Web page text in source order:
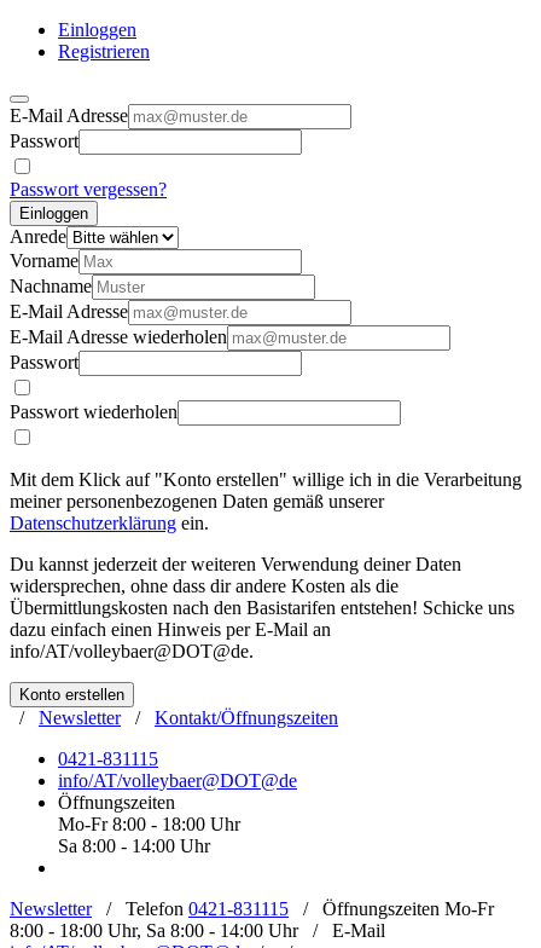
Einloggen
Registrieren
E-Mail Adresse
Passwort
Passwort vergessen?
Einloggen
Anrede
Vorname
Nachname
E-Mail Adresse
E-Mail Adresse wiederholen
Passwort
Passwort wiederholen
Mit dem Klick auf "Konto erstellen" willige ich in die Verarbeitung
meiner personenbezogenen Daten gemäß unserer
Datenschutzerklärung ein.
Du kannst jederzeit der weiteren Verwendung deiner Daten
widersprechen, ohne dass dir andere Kosten als die
Übermittlungskosten nach den Basistarifen entstehen! Schicke uns
dazu einfach einen Hinweis per E-Mail an
info/AT/volleybaer@DOT@de.
Konto erstellen
/ Newsletter/ Kontakt/Öffnungszeiten
0421-831115
info/AT/volleybaer@DOT@de
Öffnungszeiten
Mo-Fr 8:00 - 18:00 Uhr
Sa 8:00 - 14:00 Uhr
Newsletter/ Telefon 0421-831115 / Öffnungszeiten Mo-Fr
8:00 - 18:00 Uhr, Sa 8:00 - 14:00 Uhr / E-Mail